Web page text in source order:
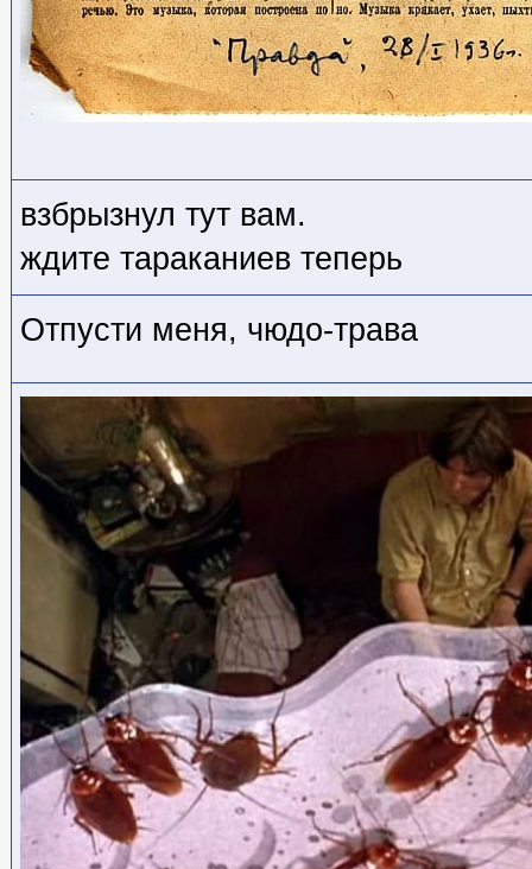
взбрызнул тут вам.
ждите тараканиев теперь
Отпусти меня, чюдо-трава